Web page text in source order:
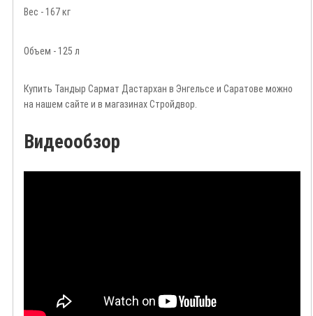
Вес - 167 кг
Объем - 125 л
Купить Тандыр Сармат Дастархан в Энгельсе и Саратове можно
на нашем сайте и в магазинах Стройдвор.
Видеообзор